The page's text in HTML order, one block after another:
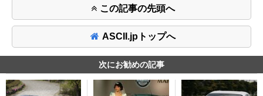
この記事の先頭へ
ASCII.jpトップへ
次にお勧めの記事